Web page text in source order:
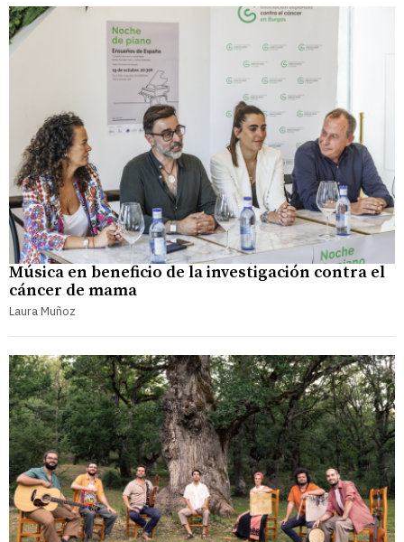
Música en beneficio de la investigación contra el
cáncer de mama
Laura Muñoz